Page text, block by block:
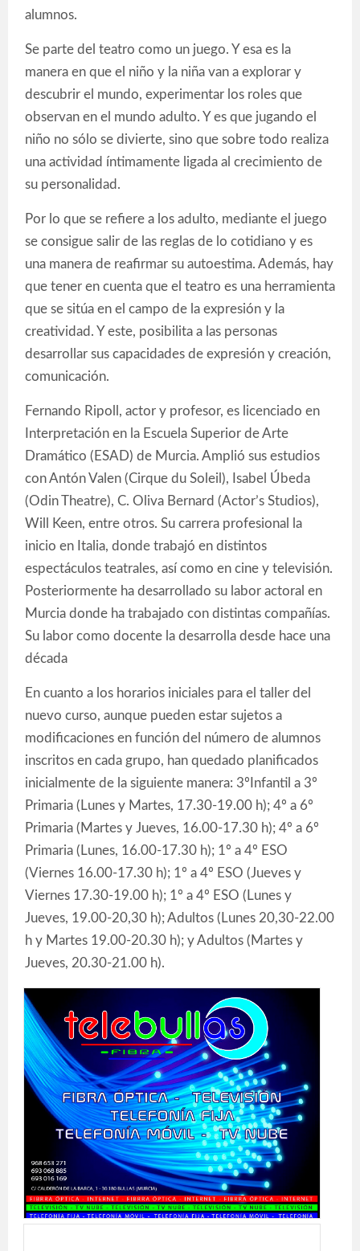
alumnos.
Se parte del teatro como un juego. Y esa es la
manera en que el niño y la niña van a explorar y
descubrir el mundo, experimentar los roles que
observan en el mundo adulto. Y es que jugando el
niño no sólo se divierte, sino que sobre todo realiza
una actividad íntimamente ligada al crecimiento de
su personalidad.
Por lo que se refiere a los adulto, mediante el juego
se consigue salir de las reglas de lo cotidiano y es
una manera de reafirmar su autoestima. Además, hay
que tener en cuenta que el teatro es una herramienta
que se sitúa en el campo de la expresión y la
creatividad. Y este, posibilita a las personas
desarrollar sus capacidades de expresión y creación,
comunicación.
Fernando Ripoll, actor y profesor, es licenciado en
Interpretación en la Escuela Superior de Arte
Dramático (ESAD) de Murcia. Amplió sus estudios
con Antón Valen (Cirque du Soleil), Isabel Úbeda
(Odin Theatre), C. Oliva Bernard (Actor’s Studios),
Will Keen, entre otros. Su carrera profesional la
inicio en Italia, donde trabajó en distintos
espectáculos teatrales, así como en cine y televisión.
Posteriormente ha desarrollado su labor actoral en
Murcia donde ha trabajado con distintas compañías.
Su labor como docente la desarrolla desde hace una
década
En cuanto a los horarios iniciales para el taller del
nuevo curso, aunque pueden estar sujetos a
modificaciones en función del número de alumnos
inscritos en cada grupo, han quedado planificados
inicialmente de la siguiente manera: 3ºInfantil a 3º
Primaria (Lunes y Martes, 17.30-19.00 h); 4º a 6º
Primaria (Martes y Jueves, 16.00-17.30 h); 4º a 6º
Primaria (Lunes, 16.00-17.30 h); 1º a 4º ESO
(Viernes 16.00-17.30 h); 1º a 4º ESO (Jueves y
Viernes 17.30-19.00 h); 1º a 4º ESO (Lunes y
Jueves, 19.00-20,30 h); Adultos (Lunes 20,30-22.00
h y Martes 19.00-20.30 h); y Adultos (Martes y
Jueves, 20.30-21.00 h).